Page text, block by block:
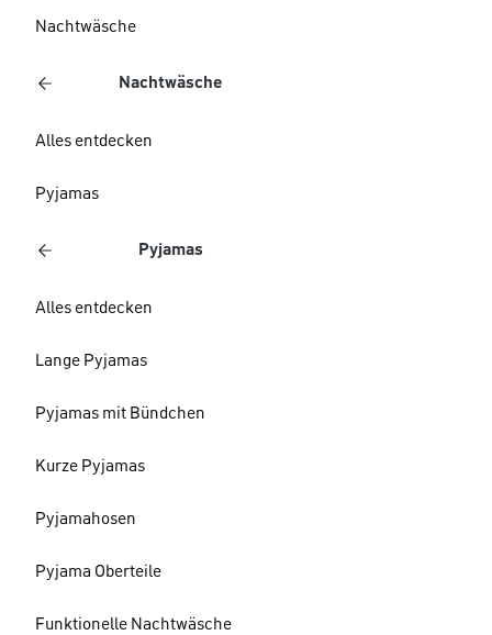
Nachtwäsche
Nachtwäsche
Alles entdecken
Pyjamas
Pyjamas
Alles entdecken
Lange Pyjamas
Pyjamas mit Bündchen
Kurze Pyjamas
Pyjamahosen
Pyjama Oberteile
Funktionelle Nachtwäsche